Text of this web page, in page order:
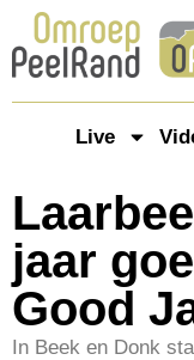
Live
jaar
Good
In Beek en Donk